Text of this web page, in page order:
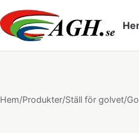
Hem/Produkter/Ställ för golvet/